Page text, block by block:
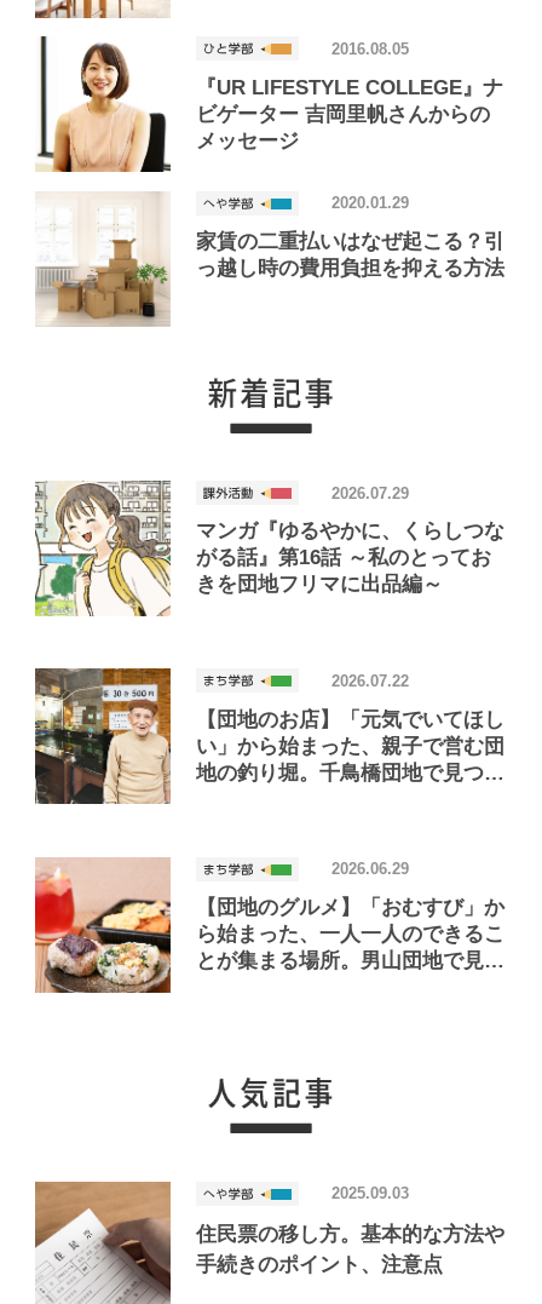
『UR LIFESTYLE COLLEGE』ナ
ビゲーター 吉岡里帆さんからの
メッセージ
2016.08.05
家賃の二重払いはなぜ起こる？引
っ越し時の費用負担を抑える方法
2020.01.29
マンガ『ゆるやかに、くらしつな
がる話』第16話 ～私のとってお
きを団地フリマに出品編～
2026.07.29
【団地のお店】「元気でいてほし
い」から始まった、親子で営む団
地の釣り堀。千鳥橋団地で見つけ
2026.07.22
【団地のグルメ】「おむすび」か
ら始まった、一人一人のできるこ
とが集まる場所。男山団地で見つ
2026.06.29
住民票の移し方。基本的な方法や
手続きのポイント、注意点
2025.09.03